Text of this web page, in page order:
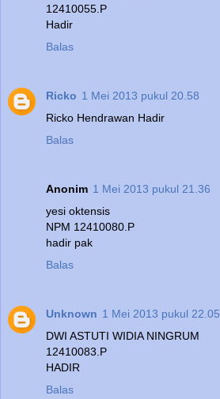
12410055.P
Hadir
Balas
Ricko 1 Mei 2013 pukul 20.58
Ricko Hendrawan Hadir
Balas
Anonim 1 Mei 2013 pukul 21.36
yesi oktensis
NPM 12410080.P
hadir pak
Balas
Unknown 1 Mei 2013 pukul 22.05
DWI ASTUTI WIDIA NINGRUM
12410083.P
HADIR
Balas